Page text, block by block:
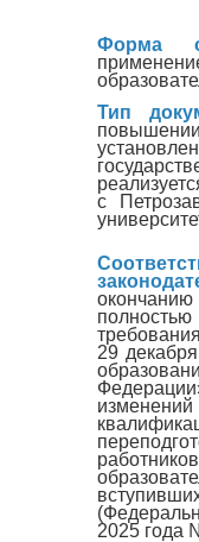
Форма
Тип
с
29
2025 года